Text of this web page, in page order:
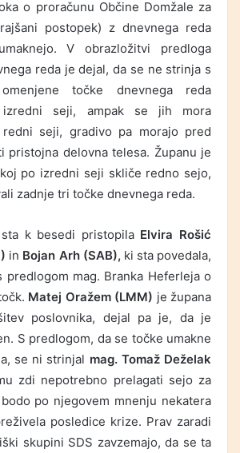
o proračunu Občine Domžale za
postopek) z dnevnega reda
V obrazložitvi predloga
reda je dejal, da se ne strinja s
točke dnevnega reda
izredni seji, ampak se jih mora
redni seji, gradivo pa morajo pred
pristojna delovna telesa. Županu je
po izredni seji skliče redno sejo,
zadnje tri točke dnevnega reda.
k besedi pristopila Elvira Rošić
in Bojan Arh (SAB), ki sta povedala,
predlogom mag. Branka Heferleja o
Matej Oražem (LMM) je župana
poslovnika, dejal pa je, da je
S predlogom, da se točke umakne
se ni strinjal mag. Tomaž Deželak
zdi nepotrebno prelagati sejo za
po njegovem mnenju nekatera
posledice krize. Prav zaradi
skupini SDS zavzemajo, da se ta